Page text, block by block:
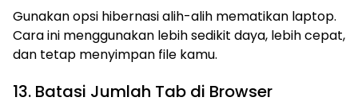
Gunakan opsi hibernasi alih-alih mematikan laptop.
Cara ini menggunakan lebih sedikit daya, lebih cepat,
dan tetap menyimpan file kamu.
13. Batasi Jumlah Tab di Browser